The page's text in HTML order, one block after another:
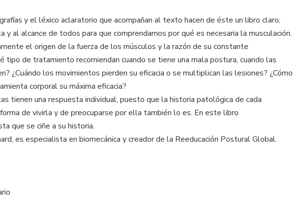
y el léxico aclaratorio que acompañan al texto hacen de éste un libro claro,
y al alcance de todos para que comprendamos por qué es necesaria la musculación.
el origen de la fuerza de los músculos y la razón de su constante
tipo de tratamiento recomiendan cuando se tiene una mala postura, cuando las
¿Cuándo los movimientos pierden su eficacia o se multiplican las lesiones? ¿Cómo
corporal su máxima eficacia?
tienen una respuesta individual, puesto que la historia patológica de cada
de vivirla y de preocuparse por ella también lo es. En este libro
que se ciñe a su historia.
es especialista en biomecánica y creador de la Reeducación Postural Global.